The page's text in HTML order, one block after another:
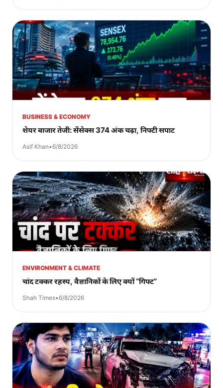
BUSINESS & ECONOMY
शेयर बाजार तेजी: सेंसेक्स 374 अंक चढ़ा, निफ्टी सपाट
Asif Khan•6/8/2026
ENVIRONMENT & CLIMATE
चांद टक्कर रहस्य, वैज्ञानिकों के लिए क्यों “गिफ्ट”
Shah Times•6/8/2026